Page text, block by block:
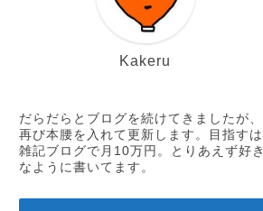
Kakeru
だらだらとブログを続けてきましたが、
再び本腰を入れて更新します。目指すは
雑記ブログで月10万円。とりあえず好き
なように書いてます。